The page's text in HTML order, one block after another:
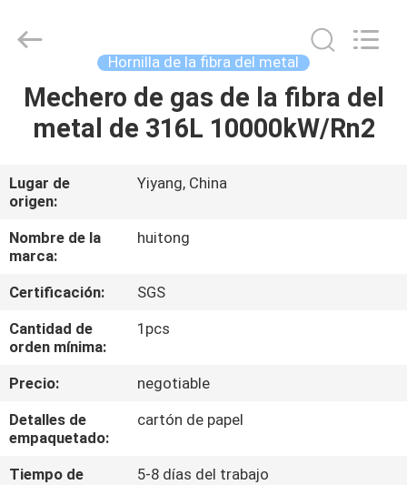
HOGAR
VÍDEOS
DEMOSTRACIÓN
DE
VR
SOBRE
NOSOTROS
Materials
Rights
Reserved.
Hornilla de la fibra del metal
Mechero de gas de la fibra del
metal de 316L 10000kW/Rn2
Lugar de
origen:
Yiyang, China
Nombre de la
marca:
huitong
Certificación:
SGS
Cantidad de
orden mínima:
1pcs
Precio:
negotiable
Detalles de
empaquetado:
cartón de papel
Tiempo de
5-8 días del trabajo